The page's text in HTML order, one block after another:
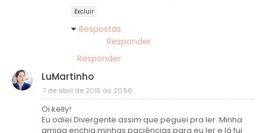
Excluir
Respostas
Responder
Responder
LuMartinho
7 de abril de 2015 às 20:56
Oi kelly!
Eu odiei Divergente assim que peguei pra ler. Minha
amiga enchia minhas paciências para eu ler e lá fui